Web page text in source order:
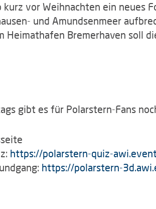
kurz vor Weihnachten ein neues
und Amundsenmeer
Heimathafen Bremerhaven soll
gibt es für Polarstern-Fans
https://polarstern-quiz-
https://polarstern-